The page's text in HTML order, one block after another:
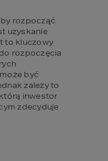
rozpocząć
budowę domu, konieczne jest uzyskanie
to kluczowy
rozpoczęcia
być
zależy to
inwestor
zdecyduje